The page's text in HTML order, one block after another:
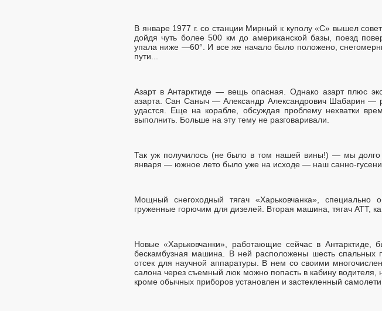
В январе 1977 г. со станции Мирный к куполу «С» вышел
дойдя чуть более 500 км до американской базы, поезд
упала ниже —60°. И все же начало было положено,
пути...
Азарт в Антарктиде — вещь опасная. Однако азарт плюс
азарта. Сан Саныч — Александр Александрович Шабарин —
удастся. Еще на корабле, обсуждая проблему нехватки
выполнить. Больше на эту тему не разговаривали.
Так уж получилось (не было в том нашей вины!) — мы долго
января — южное лето было уже на исходе — наш санно-
Мощный снегоходный тягач «Харьковчанка»,
груженные горючим для дизелей. Вторая машина, тягач АТТ,
Новые «Харьковчанки», работающие сейчас в
бескамбузная машина. В ней расположены шесть спальных
отсек для научной аппаратуры. В нем со своими
салона через съемный люк можно попасть в кабину водителя,
кроме обычных приборов установлен и застекленный